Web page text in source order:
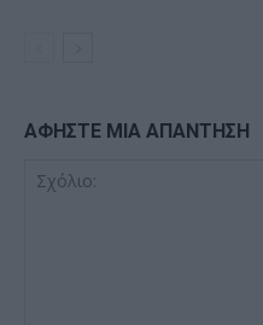
ΑΦΗΣΤΕ ΜΙΑ ΑΠΑΝΤΗΣΗ